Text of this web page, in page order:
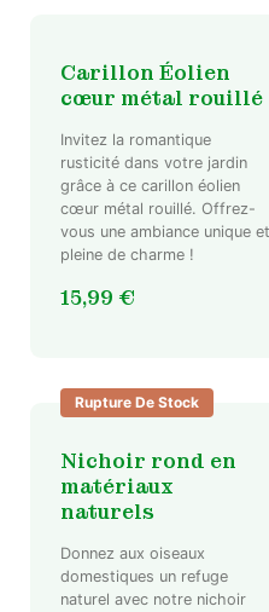
Carillon Éolien
cœur métal rouillé
Invitez la romantique
rusticité dans votre jardin
grâce à ce carillon éolien
cœur métal rouillé. Offrez-
vous une ambiance unique et
pleine de charme !
15,99 €
Rupture De Stock
Nichoir rond en
matériaux
naturels
Donnez aux oiseaux
domestiques un refuge
naturel avec notre nichoir